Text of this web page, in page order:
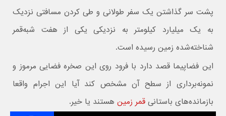
پشت سر گذاشتن یک سفر طولانی و طی کردن مسافتی نزدیک
به یک میلیارد کیلومتر به نزدیکی یکی از هفت شبه‌قمر
شناخته‌شده زمین رسیده است.
این فضاپیما قصد دارد با فرود روی این صخره فضایی مرموز و
نمونه‌برداری از سطح آن مشخص کند آیا این اجرام واقعا
بازمانده‌های باستانیقمر زمین هستند یا خیر.